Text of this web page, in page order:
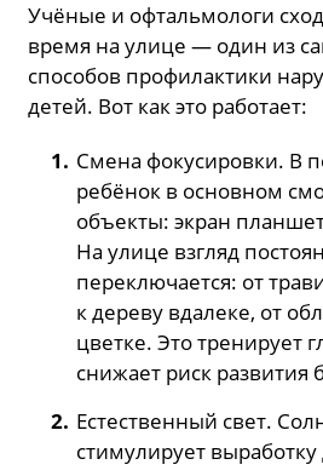
Учёные и офтальмологи
время на улице — один из
способов профилактики
детей. Вот как это работает:
Смена фокусировки. В
ребёнок в основном
объекты: экран
На улице взгляд
переключается: от
к дереву вдалеке, от
цветке. Это тренирует
снижает риск развития
Естественный свет.
стимулирует